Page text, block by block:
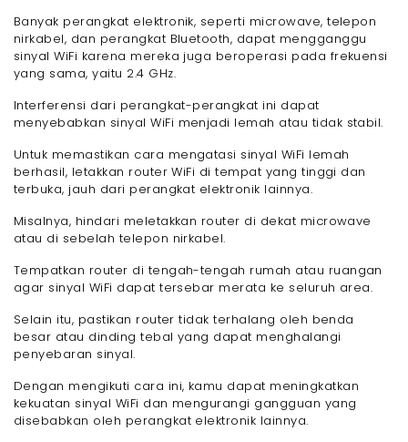
Banyak perangkat elektronik, seperti microwave, telepon
nirkabel, dan perangkat Bluetooth, dapat mengganggu
sinyal WiFi karena mereka juga beroperasi pada frekuensi
yang sama, yaitu 2.4 GHz.
Interferensi dari perangkat-perangkat ini dapat
menyebabkan sinyal WiFi menjadi lemah atau tidak stabil.
Untuk memastikan cara mengatasi sinyal WiFi lemah
berhasil, letakkan router WiFi di tempat yang tinggi dan
terbuka, jauh dari perangkat elektronik lainnya.
Misalnya, hindari meletakkan router di dekat microwave
atau di sebelah telepon nirkabel.
Tempatkan router di tengah-tengah rumah atau ruangan
agar sinyal WiFi dapat tersebar merata ke seluruh area.
Selain itu, pastikan router tidak terhalang oleh benda
besar atau dinding tebal yang dapat menghalangi
penyebaran sinyal.
Dengan mengikuti cara ini, kamu dapat meningkatkan
kekuatan sinyal WiFi dan mengurangi gangguan yang
disebabkan oleh perangkat elektronik lainnya.